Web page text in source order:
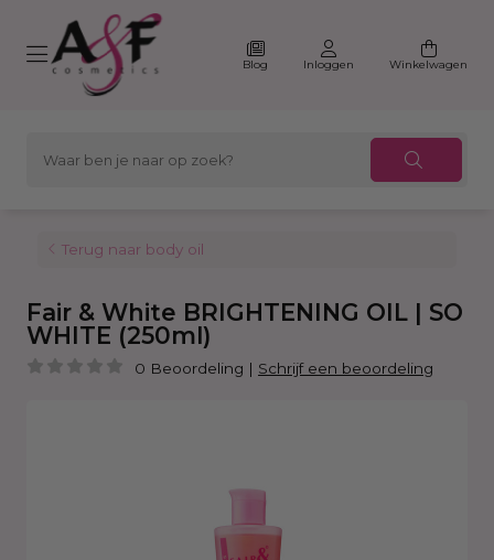
Blog Inloggen Winkelwagen
Terug naar body oil
Fair & White BRIGHTENING OIL | SO
WHITE (250ml)
0 Beoordeling | Schrijf een beoordeling